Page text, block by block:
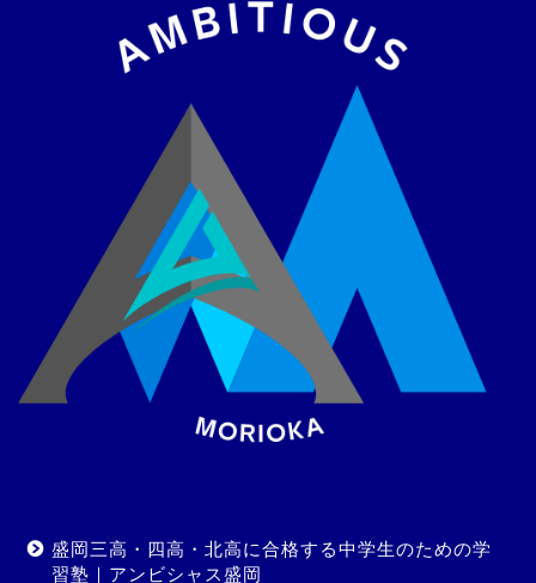
盛岡三高・四高・北高に合格する中学生のための学
習塾｜アンビシャス盛岡